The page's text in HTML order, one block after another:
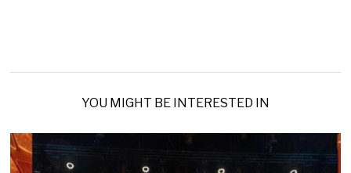
YOU MIGHT BE INTERESTED IN